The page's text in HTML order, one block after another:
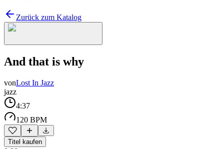
Zurück zum Katalog
And that is why
vonLost In Jazz
jazz
4:37
120 BPM
Titel kaufen